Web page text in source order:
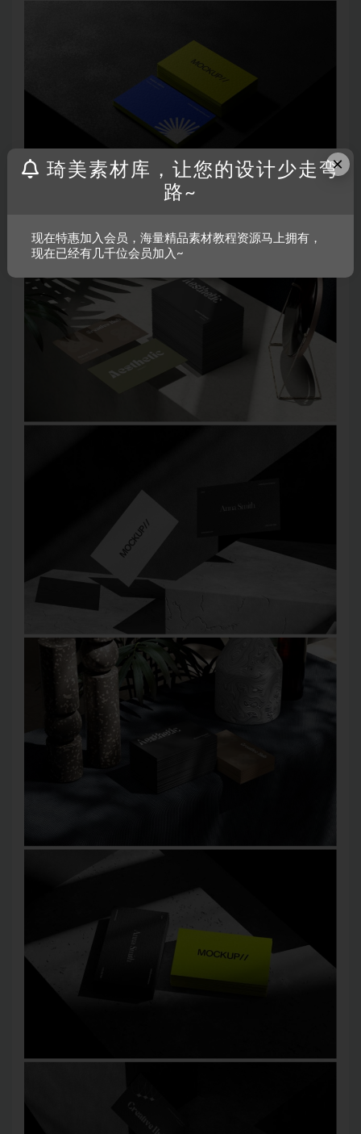
×
琦美素材库，让您的设计少走弯
路~
现在特惠加入会员，海量精品素材教程资源马上拥有，
现在已经有几千位会员加入~